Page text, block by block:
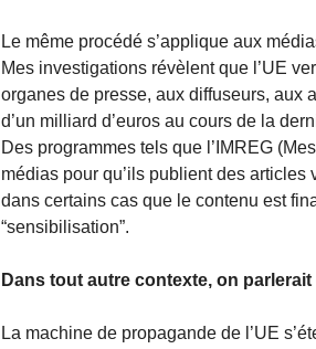
Le même procédé s’applique aux
Mes investigations révèlent que l’UE
organes de presse, aux diffuseurs, aux
d’un milliard d’euros au cours de la
Des programmes tels que l’IMREG
médias pour qu’ils publient des
dans certains cas que le contenu est
“sensibilisation”.
Dans tout autre contexte, on
La machine de propagande de l’UE